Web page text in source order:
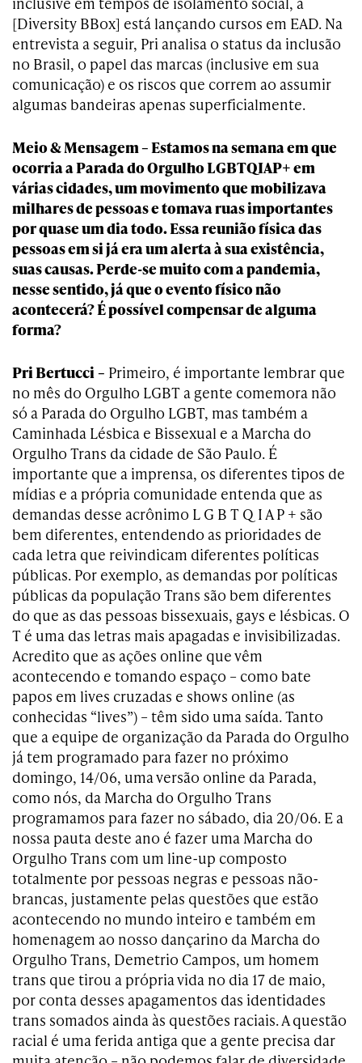
[Diversity BBox] está lançando cursos em EAD. Na
entrevista a seguir, Pri analisa o status da inclusão
no Brasil, o papel das marcas (inclusive em sua
comunicação) e os riscos que correm ao assumir
algumas bandeiras apenas superficialmente.
Meio & Mensagem – Estamos na semana em que
ocorria a Parada do Orgulho LGBTQIAP+ em
várias cidades, um movimento que mobilizava
milhares de pessoas e tomava ruas importantes
por quase um dia todo. Essa reunião física das
pessoas em si já era um alerta à sua existência,
suas causas. Perde-se muito com a pandemia,
nesse sentido, já que o evento físico não
acontecerá? É possível compensar de alguma
forma?
Pri Bertucci– Primeiro, é importante lembrar que
no mês do Orgulho LGBT a gente comemora não
só a Parada do Orgulho LGBT, mas também a
Caminhada Lésbica e Bissexual e a Marcha do
Orgulho Trans da cidade de São Paulo. É
importante que a imprensa, os diferentes tipos de
mídias e a própria comunidade entenda que as
demandas desse acrônimo L G B T Q I A P + são
bem diferentes, entendendo as prioridades de
cada letra que reivindicam diferentes políticas
públicas. Por exemplo, as demandas por políticas
públicas da população Trans são bem diferentes
do que as das pessoas bissexuais, gays e lésbicas. O
T é uma das letras mais apagadas e invisibilizadas.
Acredito que as ações online que vêm
acontecendo e tomando espaço – como bate
papos em lives cruzadas e shows online (as
conhecidas “lives”) – têm sido uma saída. Tanto
que a equipe de organização da Parada do Orgulho
já tem programado para fazer no próximo
domingo, 14/06, uma versão online da Parada,
como nós, da Marcha do Orgulho Trans
programamos para fazer no sábado, dia 20/06. E a
nossa pauta deste ano é fazer uma Marcha do
Orgulho Trans com um line-up composto
totalmente por pessoas negras e pessoas não-
brancas, justamente pelas questões que estão
acontecendo no mundo inteiro e também em
homenagem ao nosso dançarino da Marcha do
Orgulho Trans, Demetrio Campos, um homem
trans que tirou a própria vida no dia 17 de maio,
por conta desses apagamentos das identidades
trans somados ainda às questões raciais. A questão
racial é uma ferida antiga que a gente precisa dar